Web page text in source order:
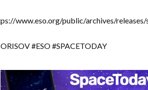
www.eso.org/public/archives/
#ESO #SPACETODAY